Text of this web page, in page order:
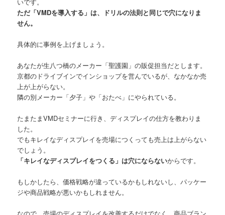
ただ「VMDを導入する」は、ドリルの法則と同じで穴になりま
せん。
具体的に事例を上げましょう。
あなたが生八つ橋のメーカー「聖護園」の販促担当だとします。
京都のドライブインでインショップを営んでいるが、なかなか売
上が上がらない。
隣の別メーカー「夕子」や「おたべ」にやられている。
たまたまVMDセミナーに行き、ディスプレイの仕方を教わりま
した。
でもキレイなディスプレイを売場につくっても売上は上がらない
でしょう。
「キレイなディスプレイをつくる」は穴にならないからです。
もしかしたら、価格戦略が違っているかもしれないし、パッケー
ジや商品戦略が悪いかもしれません。